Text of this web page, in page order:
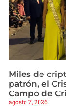
Miles de
patrón, el
Campo de
agosto 7, 2026